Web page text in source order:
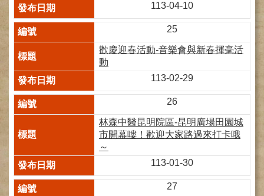
中
醫
國
際
交
流
訓
練
中
心
健
檢
查
中
113-04-10
25
歡慶迎春活動-音樂會與新春揮毫活
動
113-02-29
26
林森中醫昆明院區-昆明廣場田園城
市開幕嘍！歡迎大家路過來打卡哦
～
113-01-30
27